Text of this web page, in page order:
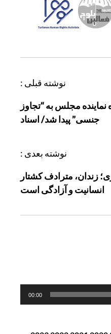
نوشته قبلی :
مجلس به “تجاوز
جنسی” پیدا شد/ اسناد
نوشته بعدی :
زندان، مترادف کشتار
انسانیت و آزادگی است
00:00